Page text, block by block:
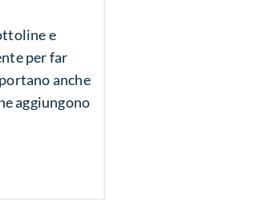
e
per far
anche
aggiungono